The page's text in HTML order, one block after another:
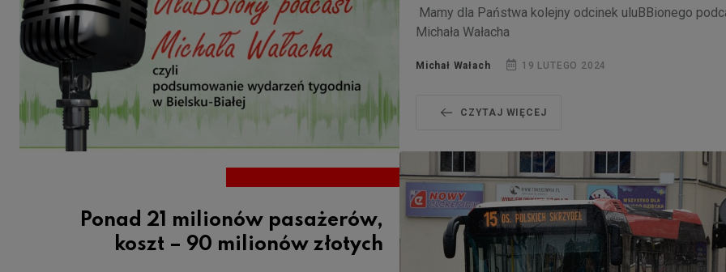
Mamy dla Państwa kolejny odcinek uluBBionego
Michała Wałacha
Michał Wałach 19 LUTEGO 2024
CZYTAJ WIĘCEJ
Ponad 21 milionów pasażerów,
koszt – 90 milionów złotych